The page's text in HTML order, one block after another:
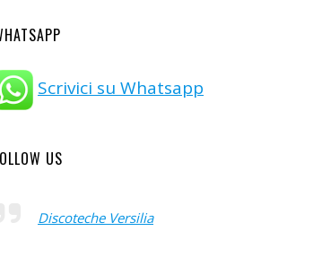
Scrivici su Whatsapp
US
Discoteche Versilia